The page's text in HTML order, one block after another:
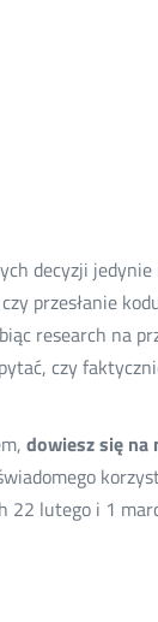
decyzji
przesłanie
research na
czy
dowiesz się na
lutego i 1